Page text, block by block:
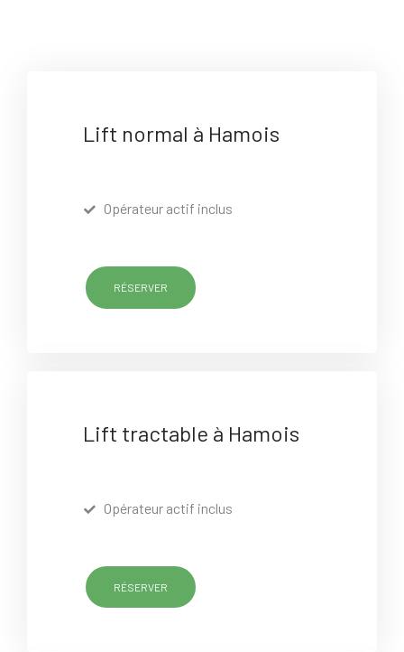
Lift normal à Hamois
Opérateur actif inclus
RÉSERVER
Lift tractable à Hamois
Opérateur actif inclus
RÉSERVER